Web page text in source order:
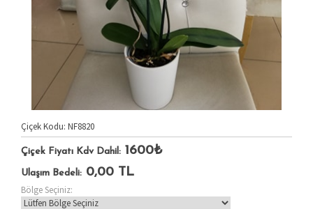
Çiçek Kodu: NF8820
Çiçek Fiyatı Kdv Dahil: 1600₺
Ulaşım Bedeli: 0,00 TL
Bölge Seçiniz: